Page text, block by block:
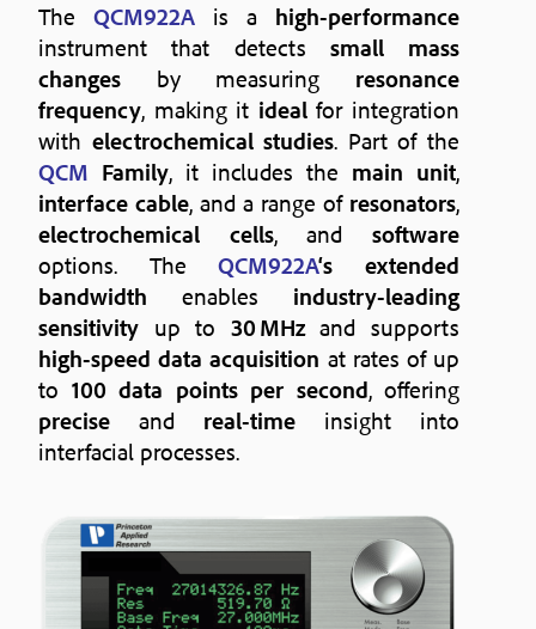
The QCM922A is a high-performance
instrument that detects small mass
changes by measuring resonance
frequency, making it idealfor integration
with electrochemical studies. Part of the
QCM Family, it includes the main unit,
interface cable, and a range of resonators,
electrochemical cells, andsoftware
options. TheQCM922A‘s extended
bandwidth enables industry-leading
sensitivity up to 30 MHzand supports
high-speed data acquisition at rates of up
to 100 data points per second, offering
precise and real-time insight into
interfacial processes.